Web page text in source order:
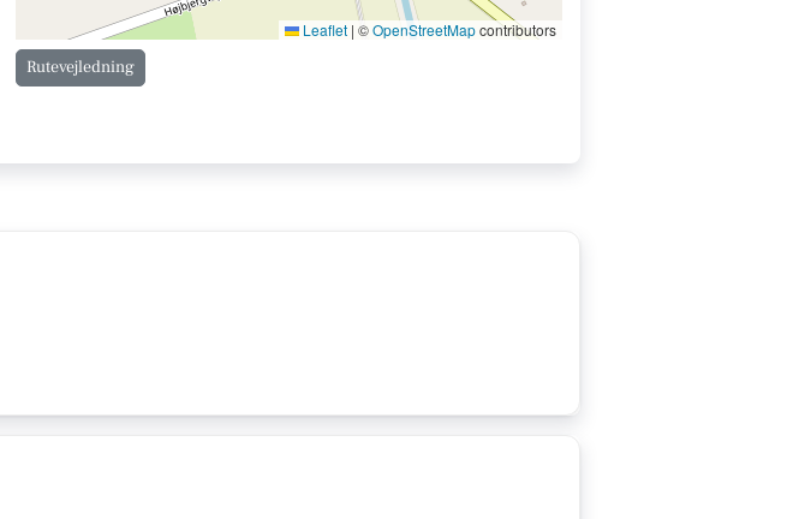
Leaflet | ©OpenStreetMapcontributors
Rutevejledning